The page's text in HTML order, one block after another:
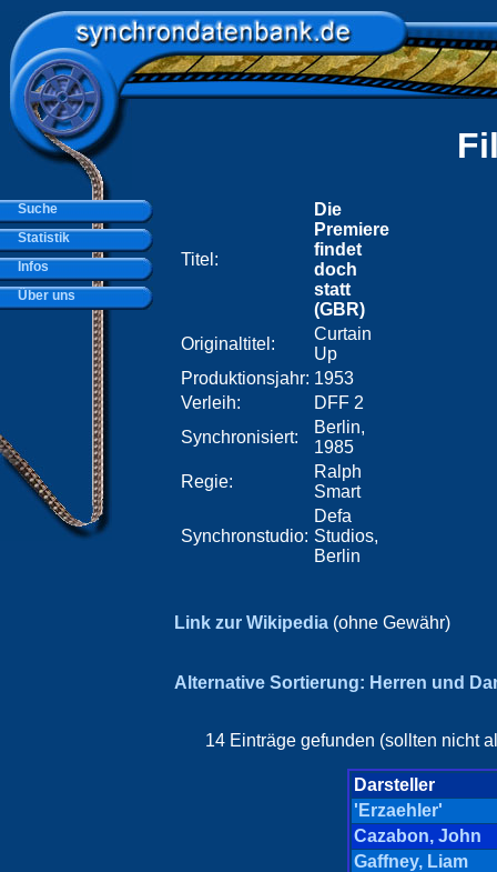
Titel:
Die
Premiere
findet
doch
statt
(GBR)
Originaltitel:
Curtain
Up
Produktionsjahr: 1953
Verleih:
DFF 2
Synchronisiert:
Berlin,
1985
Regie:
Ralph
Smart
Synchronstudio:
Defa
Studios,
Berlin
Link zur Wikipedia (ohne Gewähr)
Alternative Sortierung: Herren und
14 Einträge gefunden (sollten nicht
Darsteller
'Erzaehler'
Cazabon, John
Gaffney, Liam
Suche
Statistik
Infos
Über uns